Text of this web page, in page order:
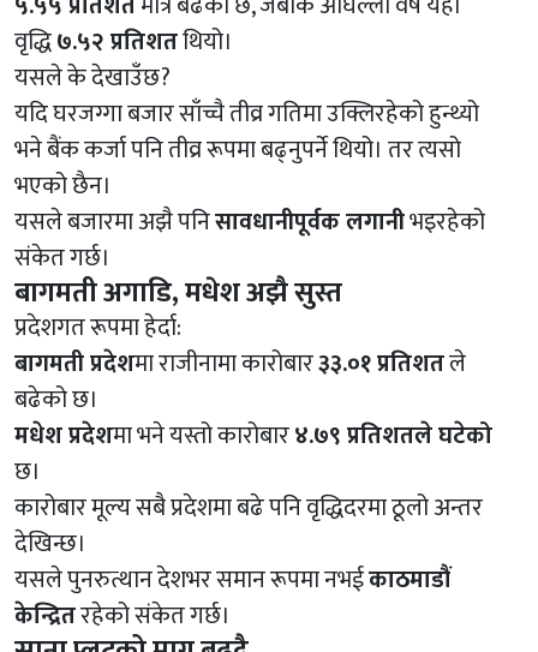
वृद्धि७.५२ प्रतिशतथियो।
यसले के देखाउँछ?
यदि घरजग्गा बजार साँच्चै तीव्र गतिमा उक्लिरहेको हुन्थ्यो
भने बैंक कर्जा पनि तीव्र रूपमा बढ्नुपर्ने थियो। तर त्यसो
भएको छैन।
यसले बजारमा अझै पनिसावधानीपूर्वक लगानीभइरहेको
संकेत गर्छ।
बागमती अगाडि, मधेश अझै सुस्त
प्रदेशगत रूपमा हेर्दा:
बागमती प्रदेशमा राजीनामा कारोबार३३.०१ प्रतिशतले
बढेको छ।
मधेश प्रदेशमा भने यस्तो कारोबार४.७९ प्रतिशतले घटेको
छ।
कारोबार मूल्य सबै प्रदेशमा बढे पनि वृद्धिदरमा ठूलो अन्तर
देखिन्छ।
यसले पुनरुत्थान देशभर समान रूपमा नभईकाठमाडौं
केन्द्रितरहेको संकेत गर्छ।